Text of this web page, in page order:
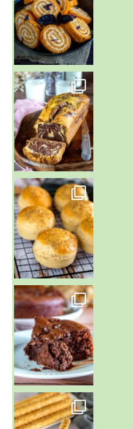
~ BUNS MAISON ~
Un peu de boulange par ici au
~ GÂTEAU FONDANT CHOCO NOISETTE ~
C'est lundi